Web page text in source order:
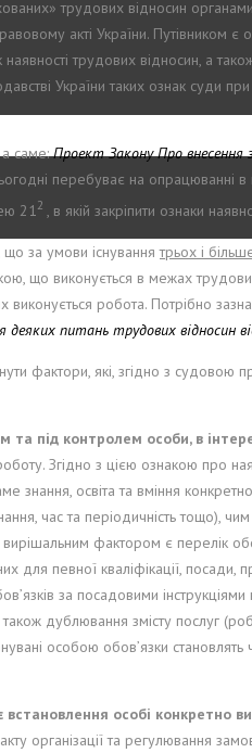
трудових відносин
акті України. Путівником є
наявності трудових відносин, а
України таких ознак суди
а саме:Проект Закону Про внесення
перебуває на опрацюванні
212 , в якій закріпити ознаки
що за умови існуваннятрьох і
що виконується в межах
виконується робота. Потрібно
питань трудових відносин
фактори, які, згідно з судовою
під контролем особи, в
Згідно з цією ознакою про
освіта та вміння
час та періодичність тощо),
фактором є перелік
для певної кваліфікації, посади,
за посадовими
дублювання змісту послуг
особою обов’язки
особі конкретно
організації та регулювання